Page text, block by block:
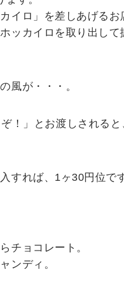
イロ」を差しあげるお
ッカイロを取り出して
風が・・・。
！」とお渡しされる
すれば、1ヶ30円位で
チョコレート。
ンディ。